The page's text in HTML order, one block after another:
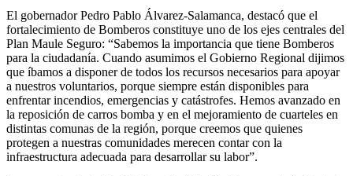
El gobernador Pedro Pablo Álvarez-Salamanca, destacó que el
fortalecimiento de Bomberos constituye uno de los ejes centrales del
Plan Maule Seguro: “Sabemos la importancia que tiene Bomberos
para la ciudadanía. Cuando asumimos el Gobierno Regional dijimos
que íbamos a disponer de todos los recursos necesarios para apoyar
a nuestros voluntarios, porque siempre están disponibles para
enfrentar incendios, emergencias y catástrofes. Hemos avanzado en
la reposición de carros bomba y en el mejoramiento de cuarteles en
distintas comunas de la región, porque creemos que quienes
protegen a nuestras comunidades merecen contar con la
infraestructura adecuada para desarrollar su labor”.